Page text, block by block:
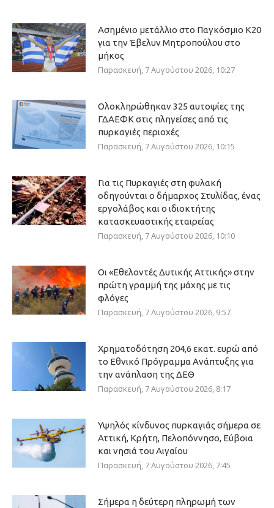
Ασημένιο μετάλλιο στο Παγκόσμιο Κ20
για την Έβελυν Μητροπούλου στο
μήκος
Παρασκευή, 7 Αυγούστου 2026, 10:27
Ολοκληρώθηκαν 325 αυτοψίες της
ΓΔΑΕΦΚ στις πληγείσες από τις
πυρκαγιές περιοχές
Παρασκευή, 7 Αυγούστου 2026, 10:15
Για τις Πυρκαγιές στη φυλακή
οδηγούνται ο δήμαρχος Στυλίδας, ένας
εργολάβος και ο ιδιοκτήτης
κατασκευαστικής εταιρείας
Παρασκευή, 7 Αυγούστου 2026, 10:10
Οι «Εθελοντές Δυτικής Αττικής» στην
πρώτη γραμμή της μάχης με τις
φλόγες
Παρασκευή, 7 Αυγούστου 2026, 9:57
Χρηματοδότηση 204,6 εκατ. ευρώ από
το Εθνικό Πρόγραμμα Ανάπτυξης για
την ανάπλαση της ΔΕΘ
Παρασκευή, 7 Αυγούστου 2026, 8:17
Υψηλός κίνδυνος πυρκαγιάς σήμερα σε
Αττική, Κρήτη, Πελοπόννησο, Εύβοια
και νησιά του Αιγαίου
Παρασκευή, 7 Αυγούστου 2026, 7:45
Σήμερα η δεύτερη πληρωμή των